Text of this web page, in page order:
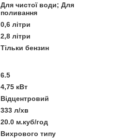
Для чистої води; Для
поливання
0,6 літри
2,8 літри
Тільки бензин
6.5
4,75 кВт
Відцентровий
333 л/хв
20.0 м.куб/год
Вихрового типу